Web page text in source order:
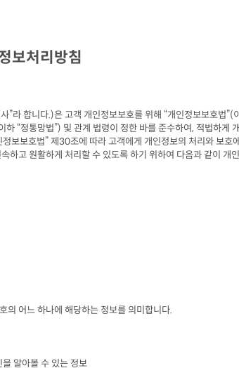
보처리방침
”라 합니다.)은 고객 개인정보보호를 위해 “개인정보보호법”(
하 “정통망법”) 및 관계 법령이 정한 바를 준수하여, 적법하게
정보보호법” 제 30조에 따라 고객에게 개인정보의 처리와 보호
하고 원활하게 처리할 수 있도록 하기 위하여 다음과 같이 개
의 어느 하나에 해당하는 정보를 의미합니다.
알아볼 수 있는 정보